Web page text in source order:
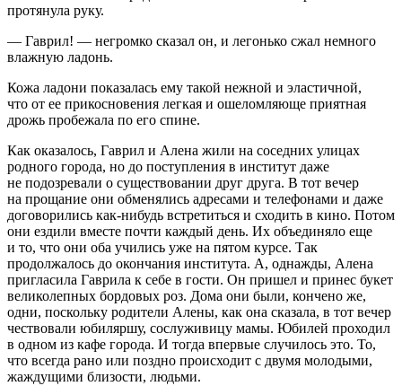
протянула руку.
— Гаврил! — негромко сказал он, и легонько сжал немного
влажную ладонь.
Кожа ладони показалась ему такой нежной и эластичной,
что от ее прикосновения легкая и ошеломляюще приятная
дрожь пробежала по его спине.
Как оказалось, Гаврил и Алена жили на соседних улицах
родного города, но до поступления в институт даже
не подозревали о существовании друг друга. В тот вечер
на прощание они обменялись адресами и телефонами и даже
договорились как-нибудь встретиться и сходить в кино. Потом
они ездили вместе почти каждый день. Их объединяло еще
и то, что они оба учились уже на пятом курсе. Так
продолжалось до окончания института. А, однажды, Алена
пригласила Гаврила к себе в гости. Он пришел и принес букет
великолепных бордовых роз. Дома они были, кончено же,
одни, поскольку родители Алены, как она сказала, в тот вечер
чествовали юбиляршу, сослуживицу мамы. Юбилей проходил
в одном из кафе города. И тогда впервые случилось это. То,
что всегда рано или поздно происходит с двумя молодыми,
жаждущими близости, людьми.